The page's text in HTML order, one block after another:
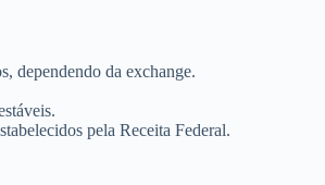
dependendo da exchange.
pela Receita Federal.